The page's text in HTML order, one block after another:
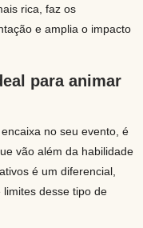
rica, faz os
e amplia o impacto
para animar
no seu evento, é
vão além da habilidade
é um diferencial,
desse tipo de